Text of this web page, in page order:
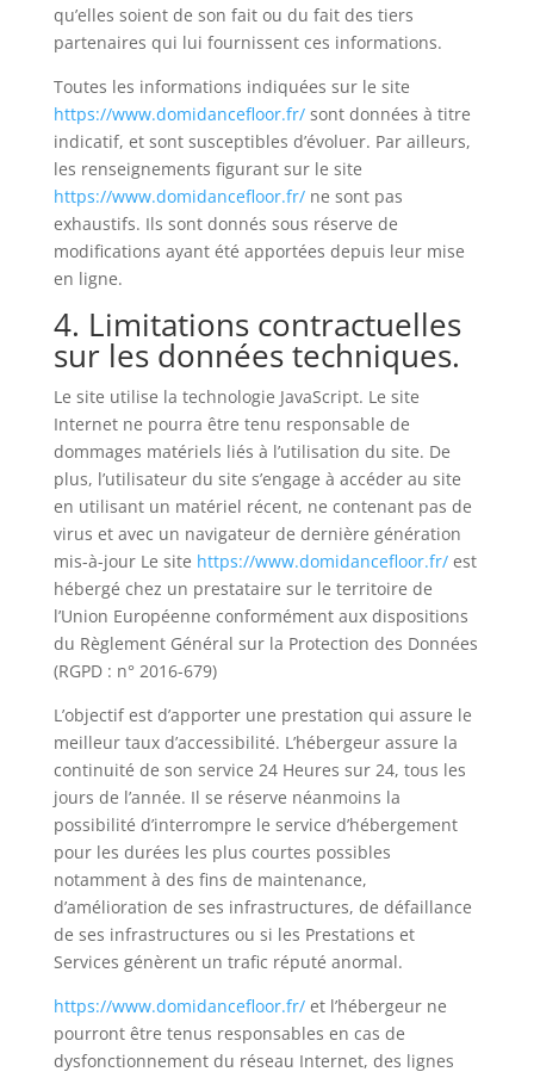
qu’elles soient de son fait ou du fait des tiers
partenaires qui lui fournissent ces informations.
Toutes les informations indiquées sur le site
https://www.domidancefloor.fr/sont données à titre
indicatif, et sont susceptibles d’évoluer. Par ailleurs,
les renseignements figurant sur le site
https://www.domidancefloor.fr/ne sont pas
exhaustifs. Ils sont donnés sous réserve de
modifications ayant été apportées depuis leur mise
en ligne.
4. Limitations contractuelles
sur les données techniques.
Le site utilise la technologie JavaScript. Le site
Internet ne pourra être tenu responsable de
dommages matériels liés à l’utilisation du site. De
plus, l’utilisateur du site s’engage à accéder au site
en utilisant un matériel récent, ne contenant pas de
virus et avec un navigateur de dernière génération
mis-à-jour Le site https://www.domidancefloor.fr/est
hébergé chez un prestataire sur le territoire de
l’Union Européenne conformément aux dispositions
du Règlement Général sur la Protection des Données
(RGPD : n° 2016-679)
L’objectif est d’apporter une prestation qui assure le
meilleur taux d’accessibilité. L’hébergeur assure la
continuité de son service 24 Heures sur 24, tous les
jours de l’année. Il se réserve néanmoins la
possibilité d’interrompre le service d’hébergement
pour les durées les plus courtes possibles
notamment à des fins de maintenance,
d’amélioration de ses infrastructures, de défaillance
de ses infrastructures ou si les Prestations et
Services génèrent un trafic réputé anormal.
https://www.domidancefloor.fr/et l’hébergeur ne
pourront être tenus responsables en cas de
dysfonctionnement du réseau Internet, des lignes